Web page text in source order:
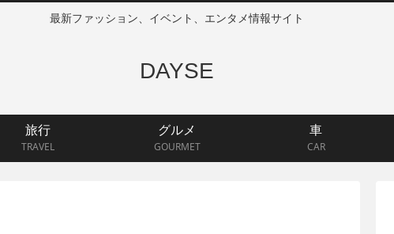
最新ファッション、イベント、エンタメ情報サイト
DAYSE
旅行
TRAVEL
グルメ
GOURMET
車
CAR